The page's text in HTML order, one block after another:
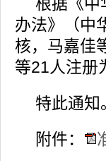
办法》（中
核，马嘉佳
等21人注册
特此通知
附件：